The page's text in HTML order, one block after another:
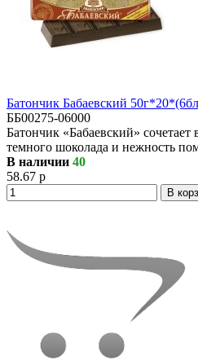
Батончик Бабаевский
ББ00275-06000
Батончик «Бабаевский» сочетает
темного шоколада и нежность
В наличии 40
58.67 р
В